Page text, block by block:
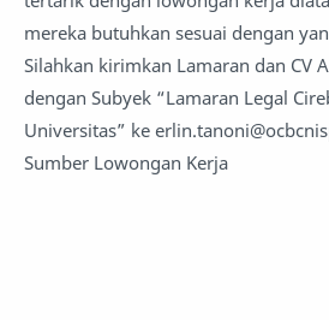
mereka butuhkan sesuai dengan
Silahkan kirimkan Lamaran dan CV
dengan Subyek “Lamaran Legal
Universitas” ke
Sumber Lowongan Kerja